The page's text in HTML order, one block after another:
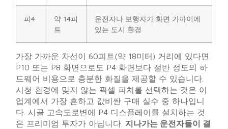
피4
약 14피
트
운전자나 보행자가 화면 가까이에
있는 도시 환경
가장 가까운 차선이 60피트(약 18미터) 거리에 있다면
P10 또는 P8 화면으로도 P4 화면보다 절반 정도의 하
드웨어 비용으로 충분한 화질을 제공할 수 있습니다.
시청 환경에 맞지 않는 픽셀 피치를 선택하는 것은 이
업계에서 가장 흔하고 값비싼 구매 실수 중 하나입니
다. 시골 고속도로변에 P4 디스플레이를 설치하는 것
은 프리미엄 투자가 아닙니다. 지나가는 운전자들이 결